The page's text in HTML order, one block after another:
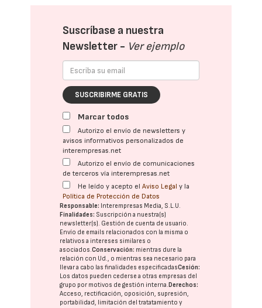
Suscríbase a nuestra
Newsletter - Ver ejemplo
SUSCRIBIRME GRATIS
Marcar todos
Autorizo el envío de newsletters y
avisos informativos personalizados de
interempresas.net
Autorizo el envío de comunicaciones
de terceros vía interempresas.net
He leído y acepto elAviso Legal y la
Política de Protección de Datos
Responsable: Interempresas Media, S.L.U.
Finalidades: Suscripción a nuestra(s)
newsletter(s). Gestión de cuenta de usuario.
Envío de emails relacionados con la misma o
relativos a intereses similares o
asociados.Conservación: mientras dure la
relación con Ud., o mientras sea necesario para
llevar a cabo las finalidades especificadasCesión:
Los datos pueden cederse a otras empresas del
grupo por motivos de gestión interna. Derechos:
Acceso, rectificación, oposición, supresión,
portabilidad, limitación del tratatamiento y